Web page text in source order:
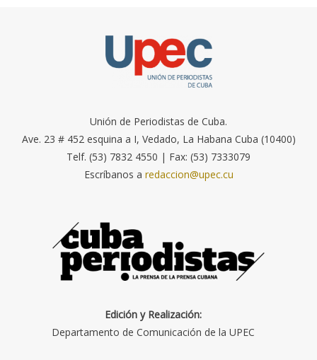
Unión de Periodistas de Cuba.
Ave. 23 # 452 esquina a I, Vedado, La Habana Cuba (10400)
Telf. (53) 7832 4550 | Fax: (53) 7333079
Escríbanos a redaccion@upec.cu
Edición y Realización:
Departamento de Comunicación de la UPEC